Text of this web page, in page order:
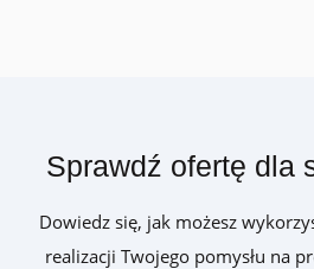
Sprawdź ofertę dla
Dowiedz się, jak możesz
realizacji Twojego pomysłu na